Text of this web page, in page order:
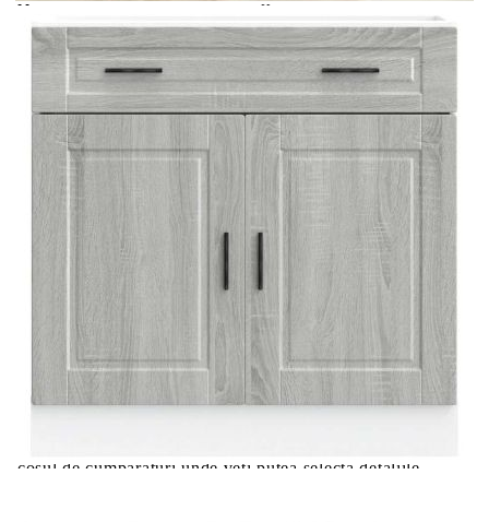
Материал:
Инженерно дърво
EAN code:
8721158423290
Общи размери:
80 x 46 x 81,5 см (Ш x Д x В)
Размери на чекмеджетата:
80 x 38,5 x 16 см (Ш x Д x В)
Размери на шкафа:
77 x 46 x 54 см (Ш x Д x В)
Име на гамата:
Porto
Максимален капацитет на теглото:
70 кг
Капацитет на теглото на един слой:
25 кг
Купи на изплащане
Credit calculator
Кухненски шкаф Porto, сив сонома, инженерно дърво
Please select credit institution
Цена на продукта:
€142.00
Extraction of information from credit institutions
Предоставената таблица е с информационна цел.
Добавете продукта в количката си с бутона "Добави в
количката" и при поръчка ще можете да изберете броя
вноски на кредита.
coșul de cumpărături unde veți putea selecta detaliile